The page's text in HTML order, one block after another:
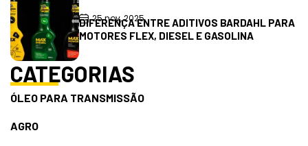
25 nov, 2025
DIFERENÇA ENTRE ADITIVOS BARDAHL PARA
MOTORES FLEX, DIESEL E GASOLINA
CATEGORIAS
ÓLEO PARA TRANSMISSÃO
AGRO